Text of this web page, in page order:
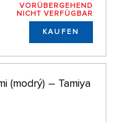
VORÜBERGEHEND
NICHT VERFÜGBAR
KAUFEN
(modrý) – Tamiya